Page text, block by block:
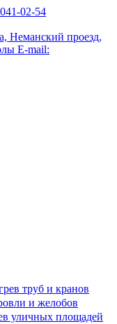
02-54
Неманский проезд,
E-mail: